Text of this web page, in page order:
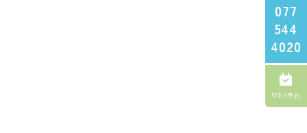
077
544
4020
WEB予約